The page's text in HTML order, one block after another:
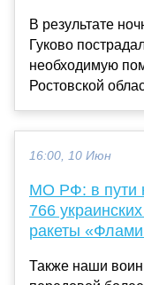
В результате
Гуково
необходимую
Ростовской
16:00, 10 Июн
МО РФ: в пути
766
ракеты
Также наши